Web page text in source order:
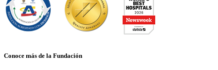
Conoce más de la Fundación